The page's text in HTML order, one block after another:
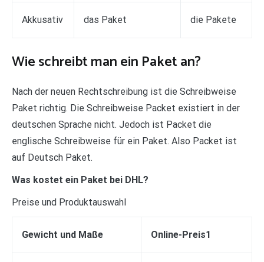
Akkusativ das Paket die Pakete
Wie schreibt man ein Paket an?
Nach der neuen Rechtschreibung ist die Schreibweise
Paket richtig. Die Schreibweise Packet existiert in der
deutschen Sprache nicht. Jedoch ist Packet die
englische Schreibweise für ein Paket. Also Packet ist
auf Deutsch Paket.
Was kostet ein Paket bei DHL?
Preise und Produktauswahl
Gewicht und Maße Online-Preis1